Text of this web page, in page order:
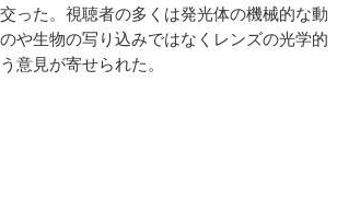
った。視聴者の多くは発光体の機械的な動
や生物の写り込みではなくレンズの光学的
意見が寄せられた。